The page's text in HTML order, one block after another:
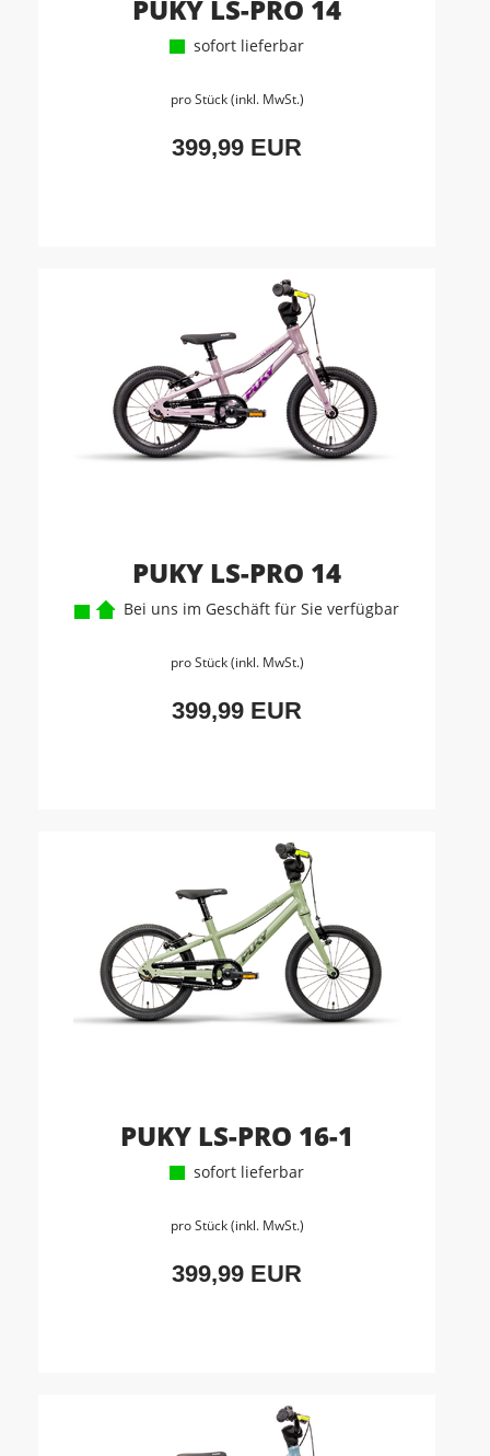
PUKY LS-PRO 14
sofort lieferbar
pro Stück (inkl. MwSt.)
399,99 EUR
PUKY LS-PRO 14
Bei uns im Geschäft für Sie verfügbar
pro Stück (inkl. MwSt.)
399,99 EUR
PUKY LS-PRO 16-1
sofort lieferbar
pro Stück (inkl. MwSt.)
399,99 EUR